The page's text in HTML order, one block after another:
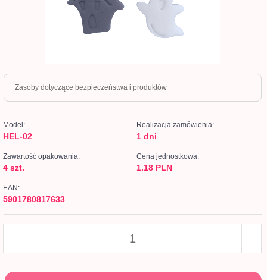
Zasoby dotyczące bezpieczeństwa i produktów
Model:
HEL-02
Realizacja zamówienia:
1 dni
Zawartość opakowania:
4 szt.
Cena jednostkowa:
1.18 PLN
EAN:
5901780817633